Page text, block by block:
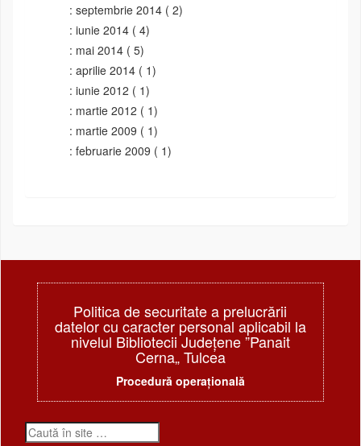
septembrie 2014 ( 2)
iunie 2014 ( 4)
mai 2014 ( 5)
aprilie 2014 ( 1)
iunie 2012 ( 1)
martie 2012 ( 1)
martie 2009 ( 1)
februarie 2009 ( 1)
Politica de securitate a prelucrării
datelor cu caracter personal aplicabil la
nivelul Bibliotecii Judeţene ”Panait
Cerna„ Tulcea
Procedură operațională